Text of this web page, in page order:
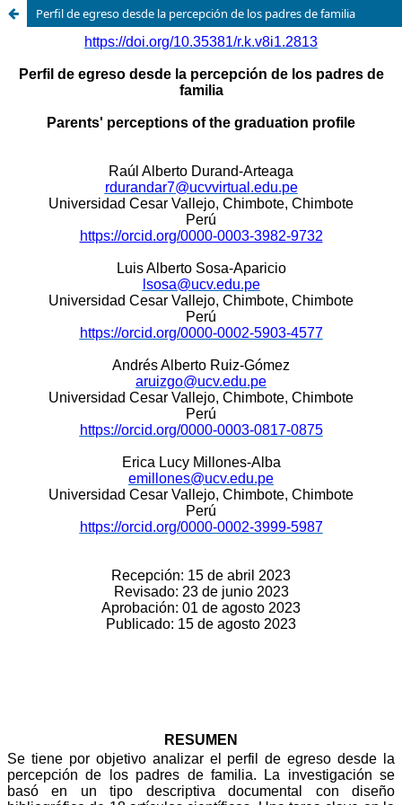
Perfil de egreso desde la percepción de los padres de familia